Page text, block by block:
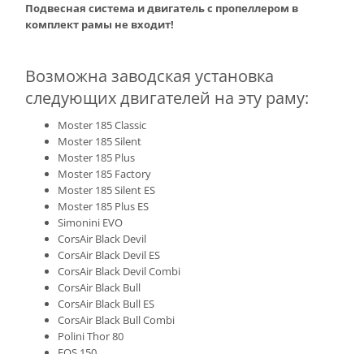
Подвесная система и двигатель с пропеллером в
комплект рамы не входит!
Возможна заводская установка
следующих двигателей на эту раму:
Moster 185 Classic
Moster 185 Silent
Moster 185 Plus
Moster 185 Factory
Moster 185 Silent ES
Moster 185 Plus ES
Simonini EVO
CorsAir Black Devil
CorsAir Black Devil ES
CorsAir Black Devil Combi
CorsAir Black Bull
CorsAir Black Bull ES
CorsAir Black Bull Combi
Polini Thor 80